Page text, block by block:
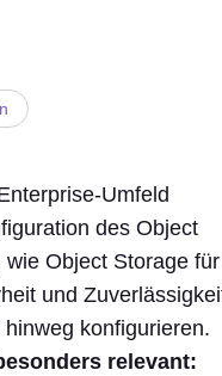
Umfeld
des Object
Object Storage für
und
konfigurieren.
relevant: